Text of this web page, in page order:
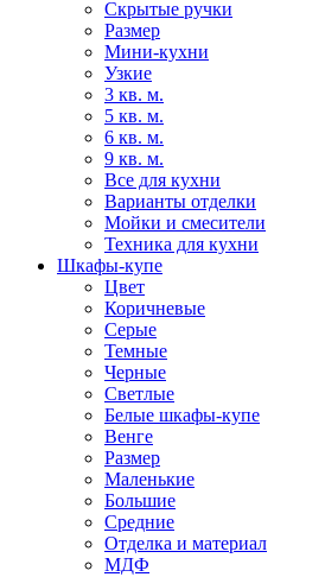
Скрытые ручки
Размер
Мини-кухни
Узкие
3 кв. м.
5 кв. м.
6 кв. м.
9 кв. м.
Все для кухни
Варианты отделки
Мойки и смесители
Техника для кухни
Шкафы-купе
Цвет
Коричневые
Серые
Темные
Черные
Светлые
Белые шкафы-купе
Венге
Размер
Маленькие
Большие
Средние
Отделка и материал
МДФ